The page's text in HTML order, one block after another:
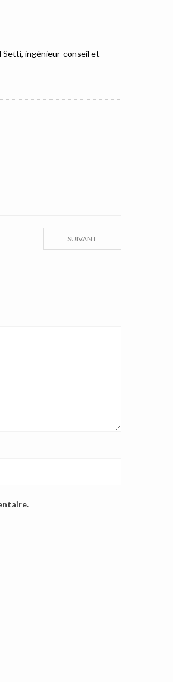
Setti, ingénieur-conseil et
SUIVANT